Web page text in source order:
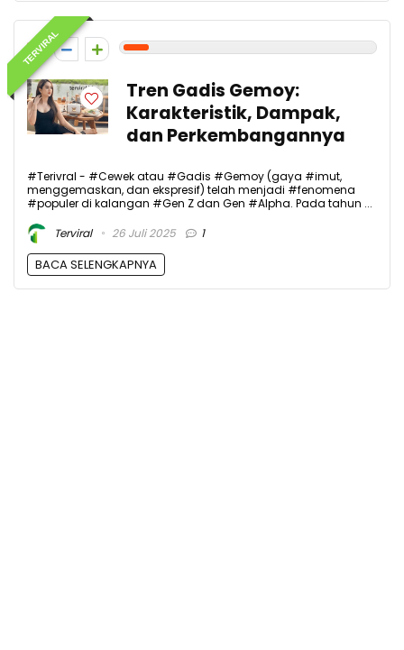
TERVIRAL
1
Tren Gadis Gemoy:
Karakteristik, Dampak,
dan Perkembangannya
#Terivral - #Cewek atau #Gadis #Gemoy (gaya #imut,
menggemaskan, dan ekspresif) telah menjadi #fenomena
#populer di kalangan #Gen Z dan Gen #Alpha. Pada tahun ...
Terviral
26 Juli 2025 1
BACA SELENGKAPNYA